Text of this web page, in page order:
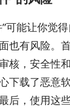
可能让你觉
也有风险。
核，安全性
下载了恶意
后，使用这